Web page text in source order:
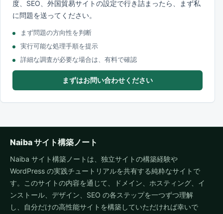
度、SEO、外国貿易サイトの設定で行き詰まったら、まず私
に問題を送ってください。
まず問題の方向性を判断
実行可能な処理手順を提示
詳細な調査が必要な場合は、有料で確認
まずはお問い合わせください
Naiba サイト構築ノート
Naiba サイト構築ノートは、独立サイトの構築経験や
WordPress の実践チュートリアルを共有する純粋なサイトで
す。このサイトの内容を通じて、ドメイン、ホスティング、イ
ンストール、デザイン、SEO の各ステップを一つずつ理解
し、自分だけの高性能サイトを構築していただければ幸いで